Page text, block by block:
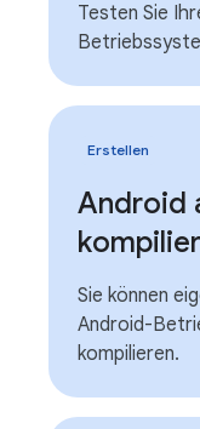
Testen Sie
Erstellen
Android
Sie können
Android-
kompilieren.